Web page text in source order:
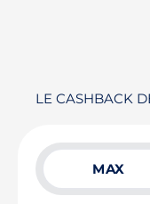
LE CASHBACK
MAX